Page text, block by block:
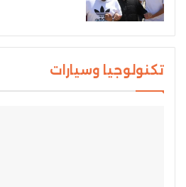
تكنولوجيا وسيارات